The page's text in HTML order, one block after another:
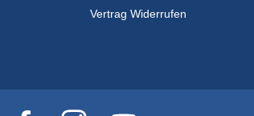
Vertrag Widerrufen